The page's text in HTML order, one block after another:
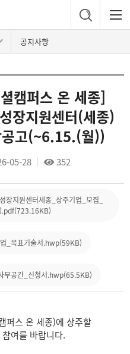
공지사항
캠퍼스 온 세종]
장지원센터(세종)
공고(~6.15.(월))
05-28 352
지원센터세종_상주기업_모집_
_목표기술서.hwp(59KB)
무공간_신청서.hwp(65.5KB)
퍼스 온 세종)에 상주할
여를 바랍니다.